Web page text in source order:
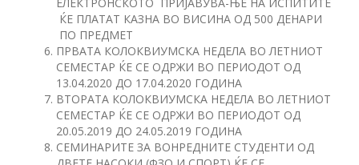
ЌЕ ПЛАТАТ КАЗНА ВО ВИСИНА ОД 500 ДЕНАРИ
ПО ПРЕДМЕТ
ПРВАТА КОЛОКВИУМСКА НЕДЕЛА ВО ЛЕТНИОТ
СЕМЕСТАР ЌЕ СЕ ОДРЖИ ВО ПЕРИОДОТ ОД
13.04.2020 ДО 17.04.2020 ГОДИНА
ВТОРАТА КОЛОКВИУМСКА НЕДЕЛА ВО ЛЕТНИОТ
СЕМЕСТАР ЌЕ СЕ ОДРЖИ ВО ПЕРИОДОТ ОД
20.05.2019 ДО 24.05.2019 ГОДИНА
СЕМИНАРИТЕ ЗА ВОНРЕДНИТЕ СТУДЕНТИ ОД